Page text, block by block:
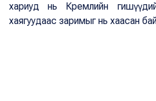
хариуд нь Кремлийн
хаягуудаас заримыг нь хаасан